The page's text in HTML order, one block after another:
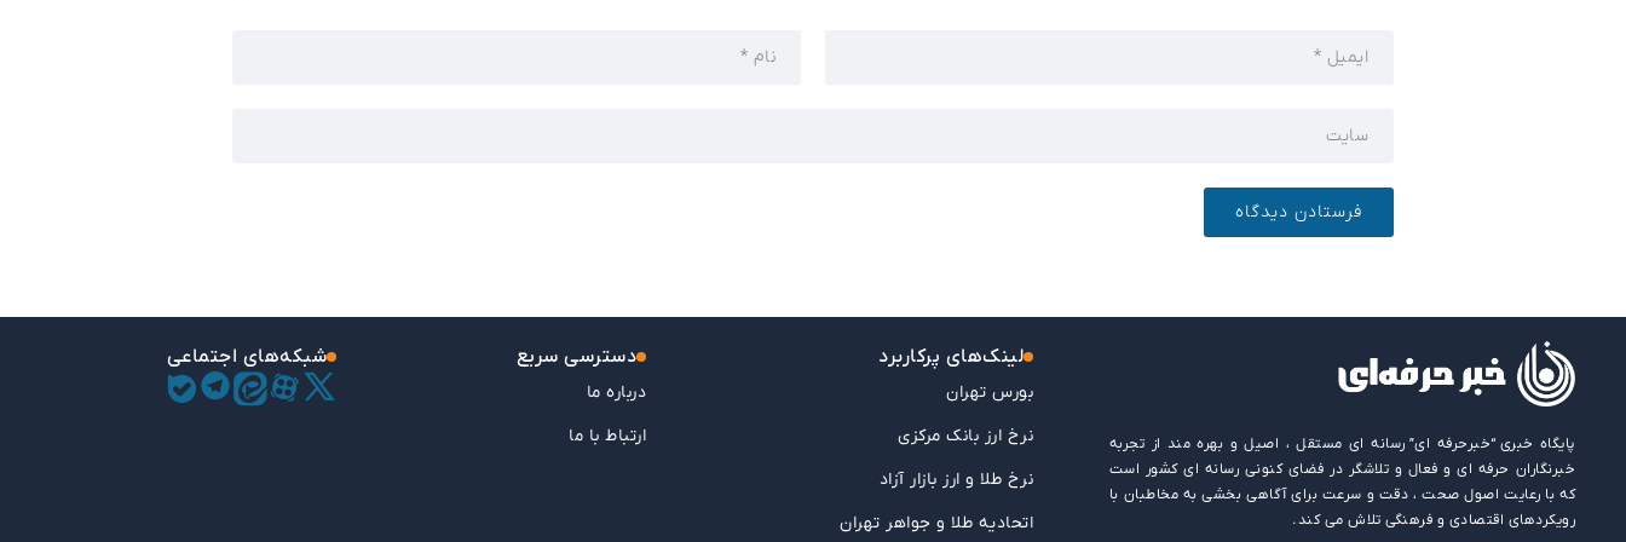
پایگاه خبری “خبرحرفه ای” رسانه ای مستقل ، اصیل و بهره مند از تجربه
خبرنگاران حرفه ای و فعال و تلاشگر در فضای کنونی رسانه ای کشور است
که با رعایت اصول صحت ، دقت و سرعت برای آگاهی بخشی به مخاطبان با
رویکردهای اقتصادی و فرهنگی تلاش می کند.
لینک‌های پرکاربرد
بورس تهران
نرخ ارز بانک مرکزی
نرخ طلا و ارز بازار آزاد
اتحادیه طلا و جواهر تهران
دسترسی سریع
درباره ما
ارتباط با ما
شبکه‌های اجتماعی